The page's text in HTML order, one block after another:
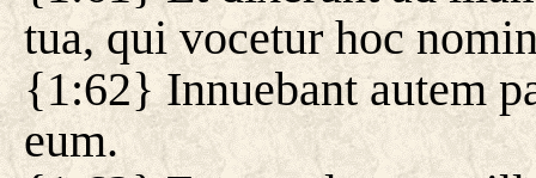
tua, qui vocetur hoc
{1:62} Innuebant autem
eum.